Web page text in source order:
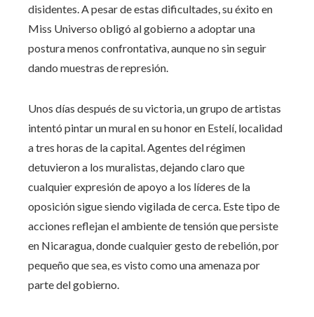
disidentes. A pesar de estas dificultades, su éxito en
Miss Universo obligó al gobierno a adoptar una
postura menos confrontativa, aunque no sin seguir
dando muestras de represión.
Unos días después de su victoria, un grupo de artistas
intentó pintar un mural en su honor en Estelí, localidad
a tres horas de la capital. Agentes del régimen
detuvieron a los muralistas, dejando claro que
cualquier expresión de apoyo a los líderes de la
oposición sigue siendo vigilada de cerca. Este tipo de
acciones reflejan el ambiente de tensión que persiste
en Nicaragua, donde cualquier gesto de rebelión, por
pequeño que sea, es visto como una amenaza por
parte del gobierno.